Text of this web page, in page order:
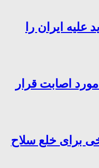
ایران را
اصابت قرار
برای خلع سلاح